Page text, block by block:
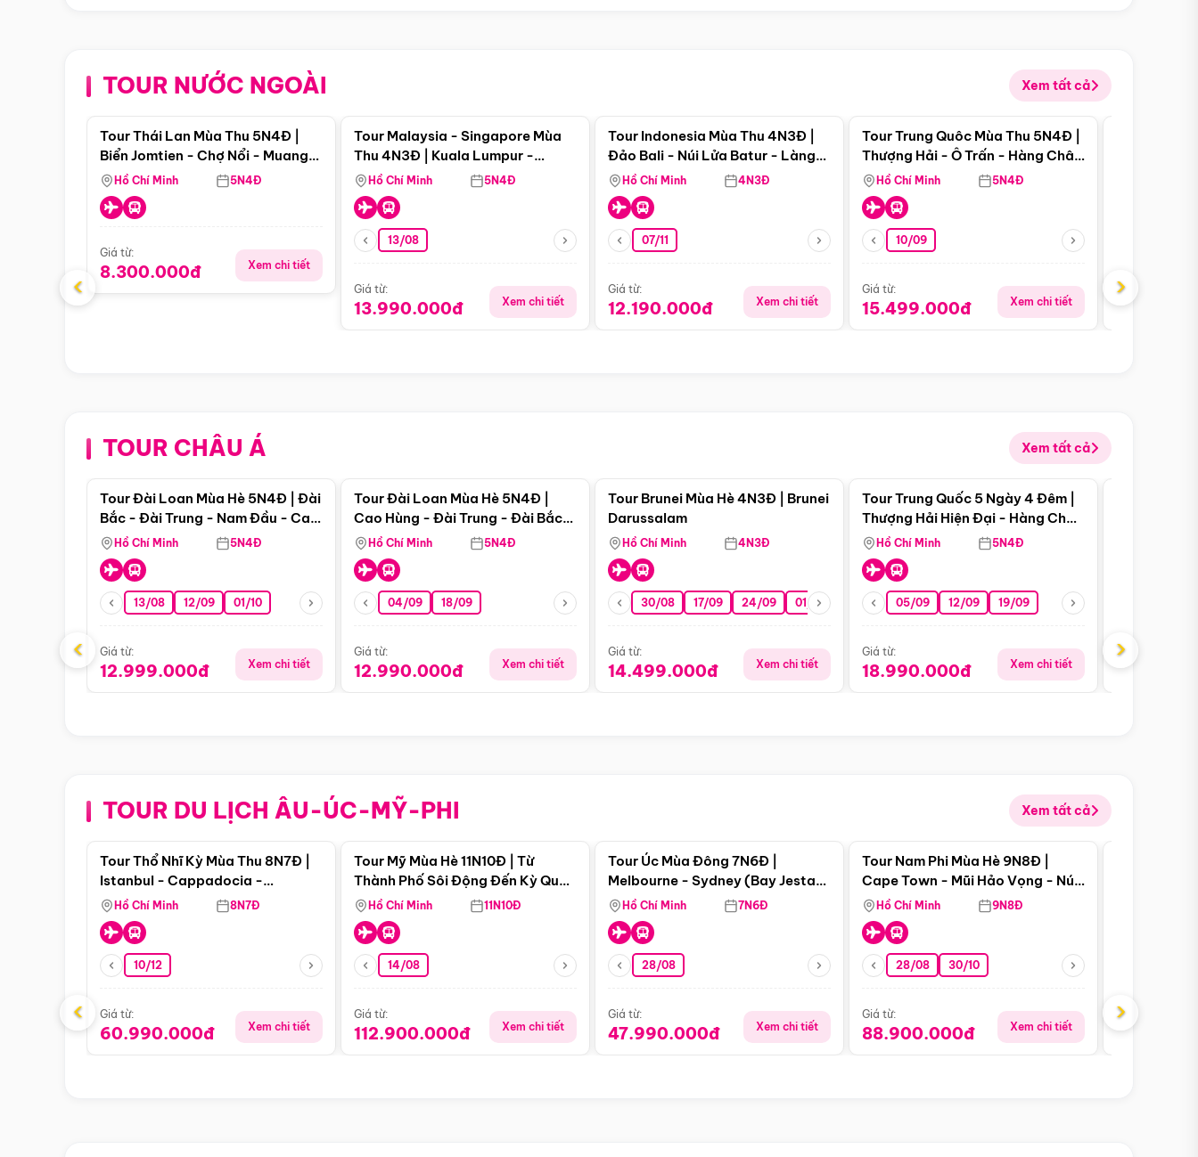
TOUR NƯỚC NGOÀI Xem tất cả
Điểm nổi bật
Tour Thái Lan Mùa Thu 5N4Đ |
Biển Jomtien - Chợ Nổi - Muang
Boran - Suanthai (Bay Vietnam
Airlines)
Hồ Chí Minh 5N4Đ
Giá từ:
8.300.000đ Xem chi tiết
Tour Malaysia - Singapore Mùa
Thu 4N3Đ | Kuala Lumpur -
Malacca - Johor Baru -
Singapore
Hồ Chí Minh 5N4Đ
13/08
Giá từ:
13.990.000đ Xem chi tiết
Tour Indonesia Mùa Thu 4N3Đ |
Đảo Bali - Núi Lửa Batur - Làng
Penglipuran
Hồ Chí Minh 4N3Đ
07/11
Giá từ:
12.190.000đ Xem chi tiết
Điểm nổi bật
Tour Trung Quôc Mùa Thu 5N4Đ |
Thượng Hải - Ô Trấn - Hàng Châu
(Tour Không Shopping)
Hồ Chí Minh 5N4Đ
10/09
Giá từ:
15.499.000đ Xem chi tiết
Giá từ:
‹ ›
TOUR CHÂU Á Xem tất cả
Điểm nổi bật
Tour Đài Loan Mùa Hè 5N4Đ | Đài
Bắc - Đài Trung - Nam Đầu - Cao
Hùng ( Bay Vn)
Hồ Chí Minh 5N4Đ
13/08 12/09 01/10
Giá từ:
12.999.000đ Xem chi tiết
Tour Đài Loan Mùa Hè 5N4Đ |
Cao Hùng - Đài Trung - Đài Bắc
(Bay Vj)
Hồ Chí Minh 5N4Đ
04/09 18/09
Giá từ:
12.990.000đ Xem chi tiết
Tour Brunei Mùa Hè 4N3Đ | Brunei
Darussalam
Hồ Chí Minh 4N3Đ
30/08 17/09 24/09 01/10 15/10 29/10
Giá từ:
14.499.000đ Xem chi tiết
Điểm nổi bật
Tour Trung Quốc 5 Ngày 4 Đêm |
Thượng Hải Hiện Đại - Hàng Châu
Nên Thơ - Ô Trấn Cổ Kính
Hồ Chí Minh 5N4Đ
05/09 12/09 19/09
Giá từ:
18.990.000đ Xem chi tiết
Giá từ:
‹ ›
TOUR DU LỊCH ÂU-ÚC-MỸ-PHI Xem tất cả
Điểm nổi bật
Tour Thổ Nhĩ Kỳ Mùa Thu 8N7Đ |
Istanbul - Cappadocia -
Pamukkale
Hồ Chí Minh 8N7Đ
10/12
Giá từ:
60.990.000đ Xem chi tiết
Tour Mỹ Mùa Hè 11N10Đ | Từ
Thành Phố Sôi Động Đến Kỳ Quan
Thiên Nhiên Mỹ
Hồ Chí Minh 11N10Đ
14/08
Giá từ:
112.900.000đ Xem chi tiết
Tour Úc Mùa Đông 7N6Đ |
Melbourne - Sydney (Bay Jestar
Airways)
Hồ Chí Minh 7N6Đ
28/08
Giá từ:
47.990.000đ Xem chi tiết
Điểm nổi bật
Tour Nam Phi Mùa Hè 9N8Đ |
Cape Town - Mũi Hảo Vọng - Núi
Bàn - Johannesburg - Pretoria -
Safari - Lodge
Hồ Chí Minh 9N8Đ
28/08 30/10
Giá từ:
88.900.000đ Xem chi tiết
Giá từ:
‹ ›